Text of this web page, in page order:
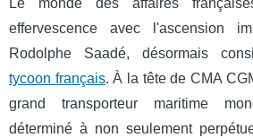
Le monde des affaires
effervescence avec l'ascension
Rodolphe Saadé, désormais
tycoon français. À la tête de CMA
grand transporteur maritime
déterminé à non seulement